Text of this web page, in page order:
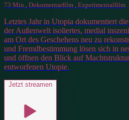
73 Min., Dokumentarfilm , Experimentalfilm
Letztes Jahr in Utopia dokumentiert
der Außenwelt isoliertes, medial
am Ort des Geschehens neu zu
und Fremdbestimmung lösen sich in
und öffnen den Blick auf
entworfenen Utopie.
Jetzt streamen